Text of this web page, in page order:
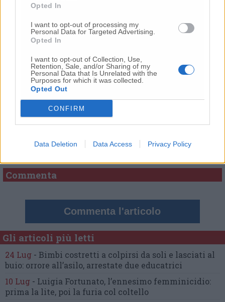
Opted In
I want to opt-out of processing my
Personal Data for Targeted Advertising.
Opted In
I want to opt-out of Collection, Use,
Retention, Sale, and/or Sharing of my
Personal Data that Is Unrelated with the
Purposes for which it was collected.
Opted Out
CONFIRM
Data Deletion Data Access Privacy Policy
© RIPRODUZIONE RISERVATA
Vai alla home
Commenti
Nessun commento presente
Commenta
Commenta l'articolo
Gli articoli più letti
24 Lug - Bimbi costretti a colpirsi da soli e lasciati al
buio: orrore all’asilo, arrestate due educatrici
10 Lug - Luigia Fortunato, l’ennesimo femminicidio:
prima la lite, poi la furia col coltello